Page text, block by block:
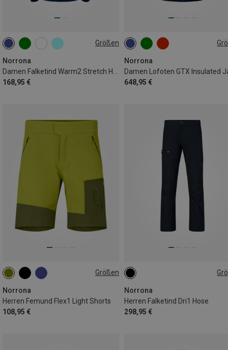
Größen
Norrona
168,95 €
XS S M
Norrona
648,95 €
XS M
Größen
Norrona
Herren Femund Flex1 Light Shorts
108,95 €
S L XL
Norrona
Herren Falketind Dri1 Hose
298,95 €
S